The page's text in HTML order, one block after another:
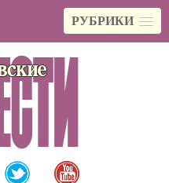
РУБРИКИ